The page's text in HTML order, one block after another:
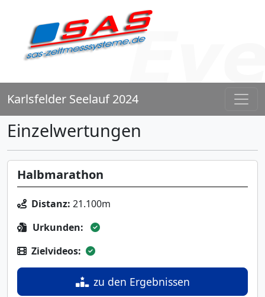
Karlsfelder Seelauf 2024
Einzelwertungen
Halbmarathon
Distanz: 21.100m
Urkunden:
Zielvideos:
zu den Ergebnissen